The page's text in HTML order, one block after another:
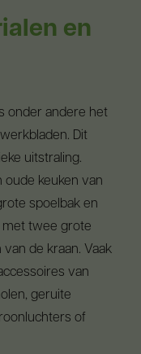
en
onder andere het
Dit
uitstraling.
keuken van
spoelbak en
met twee grote
de kraan. Vaak
van
geruite
of